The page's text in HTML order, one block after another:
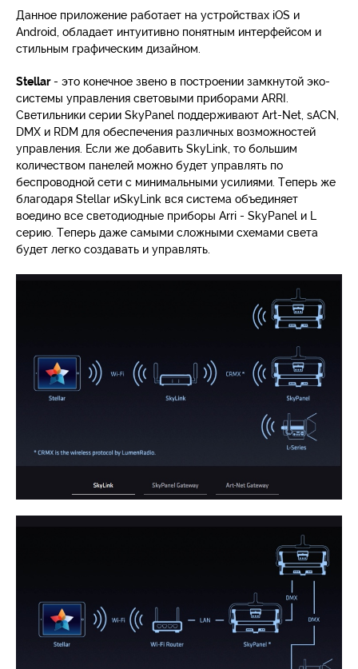
Данное приложение работает на устройствах iOS и
Android, обладает интуитивно понятным интерфейсом и
стильным графическим дизайном.
Stellar- это конечное звено в построении замкнутой эко-
системы управления световыми приборами ARRI.
Светильники серии SkyPanel поддерживают Art-Net, sACN,
DMX и RDM для обеспечения различных возможностей
управления. Если же добавить SkyLink, то большим
количеством панелей можно будет управлять по
беспроводной сети с минимальными усилиями. Теперь же
благодаря Stellar иSkyLink вся система объединяет
воедино все светодиодные приборы Arri - SkyPanel и L
серию. Теперь даже самыми сложными схемами света
будет легко создавать и управлять.